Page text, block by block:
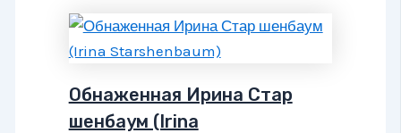
Обнаженная Ирина Стар
шенбаум (Irina